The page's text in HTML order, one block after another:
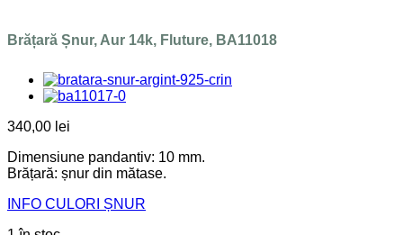
Brățară Șnur, Aur 14k, Fluture, BA11018
340,00 lei
Dimensiune pandantiv: 10 mm.
Brățară: șnur din mătase.
INFO CULORI ȘNUR